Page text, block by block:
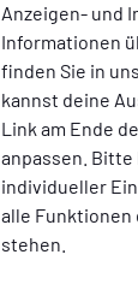
Anzeigen- und
Informationen
finden Sie in
kannst deine
Link am Ende
anpassen. Bitte
individueller
alle Funktionen
stehen.